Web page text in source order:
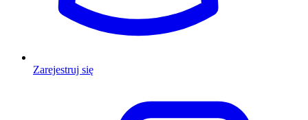
Zarejestruj się